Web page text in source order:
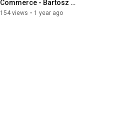
Commerce - Bartosz
Opolski
154 views • 1 year ago